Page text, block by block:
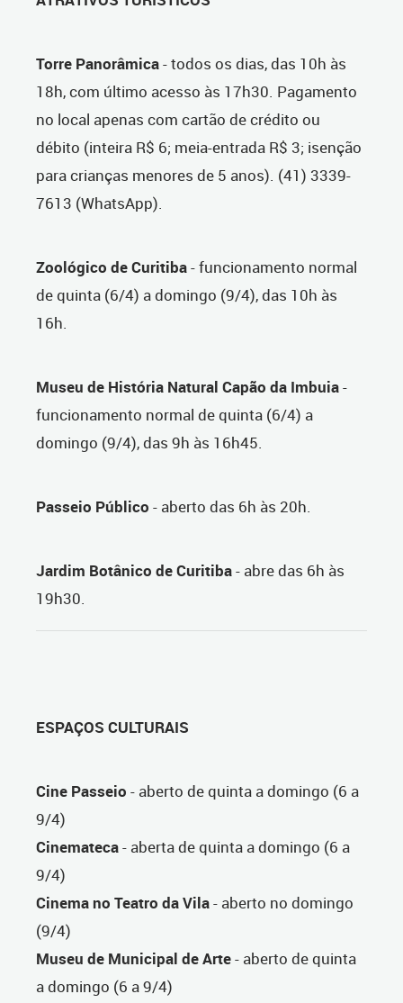
Torre Panorâmica- todos os dias, das 10h às
18h, com último acesso às 17h30. Pagamento
no local apenas com cartão de crédito ou
débito (inteira R$ 6; meia-entrada R$ 3; isenção
para crianças menores de 5 anos). (41) 3339-
7613 (WhatsApp).
Zoológico de Curitiba- funcionamento normal
de quinta (6/4) a domingo (9/4), das 10h às
16h.
Museu de História Natural Capão da Imbuia-
funcionamento normal de quinta (6/4) a
domingo (9/4), das 9h às 16h45.
Passeio Público - aberto das 6h às 20h.
Jardim Botânico de Curitiba- abre das 6h às
19h30.
ESPAÇOS CULTURAIS
Cine Passeio - aberto de quinta a domingo (6 a
9/4)
Cinemateca- aberta de quinta a domingo (6 a
9/4)
Cinema no Teatro da Vila- aberto no domingo
(9/4)
Museu de Municipal de Arte- aberto de quinta
a domingo (6 a 9/4)